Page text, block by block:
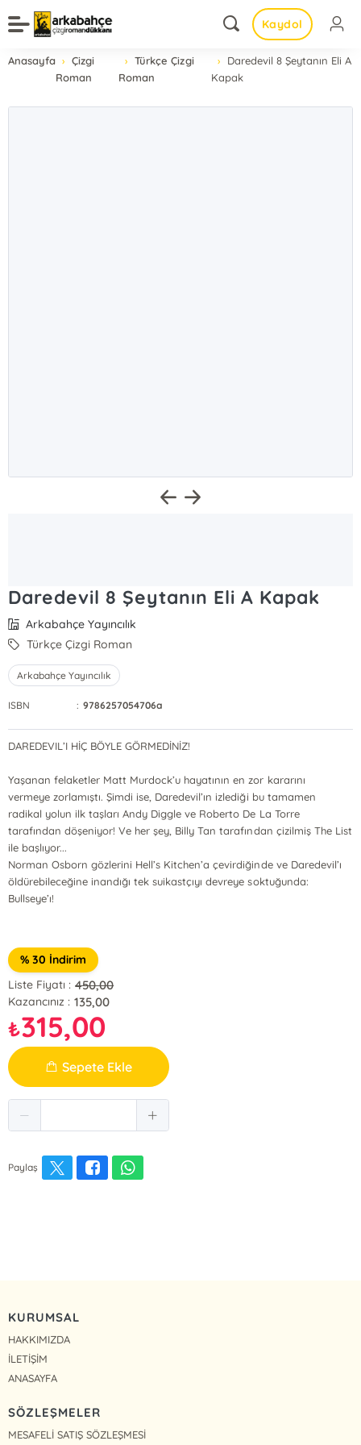
Kaydol
Anasayfa
Çizgi
Roman
Türkçe Çizgi
Roman
Daredevil 8 Şeytanın Eli A
Kapak
Daredevil 8 Şeytanın Eli A Kapak
Arkabahçe Yayıncılık
Türkçe Çizgi Roman
Arkabahçe Yayıncılık
ISBN : 9786257054706a
DAREDEVIL’I HİÇ BÖYLE GÖRMEDİNİZ!
Yaşanan felaketler Matt Murdock’u hayatının en zor kararını
vermeye zorlamıştı. Şimdi ise, Daredevil’ın izlediği bu tamamen
radikal yolun ilk taşları Andy Diggle ve Roberto De La Torre
tarafından döşeniyor! Ve her şey, Billy Tan tarafından çizilmiş The List
ile başlıyor...
Norman Osborn gözlerini Hell’s Kitchen’a çevirdiğinde ve Daredevil’ı
öldürebileceğine inandığı tek suikastçıyı devreye soktuğunda:
Bullseye’ı!
% 30 İndirim
Liste Fiyatı : 450,00
Kazancınız : 135,00
₺315,00
Sepete Ekle
Paylaş
KURUMSAL
HAKKIMIZDA
İLETİŞİM
ANASAYFA
SÖZLEŞMELER
MESAFELİ SATIŞ SÖZLEŞMESİ